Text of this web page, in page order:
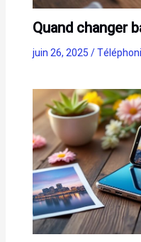
Quand changer
juin 26, 2025/